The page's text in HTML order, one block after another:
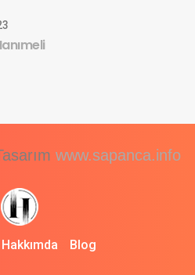
www.sapanca.info
Hakkımda Blog